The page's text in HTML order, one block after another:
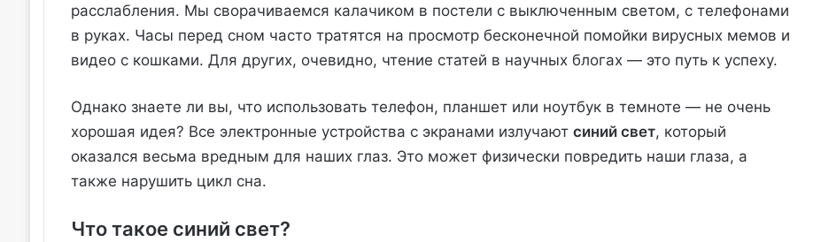
расслабления. Мы сворачиваемся калачиком в постели с выключенным светом, с телефонами
в руках. Часы перед сном часто тратятся на просмотр бесконечной помойки вирусных мемов и
видео с кошками. Для других, очевидно, чтение статей в научных блогах — это путь к успеху.
Однако знаете ли вы, что использовать телефон, планшет или ноутбук в темноте — не очень
хорошая идея? Все электронные устройства с экранами излучают синий свет, который
оказался весьма вредным для наших глаз. Это может физически повредить наши глаза, а
также нарушить цикл сна.
Что такое синий свет?